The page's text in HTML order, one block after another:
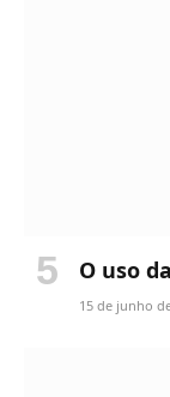
O uso
15 de junho